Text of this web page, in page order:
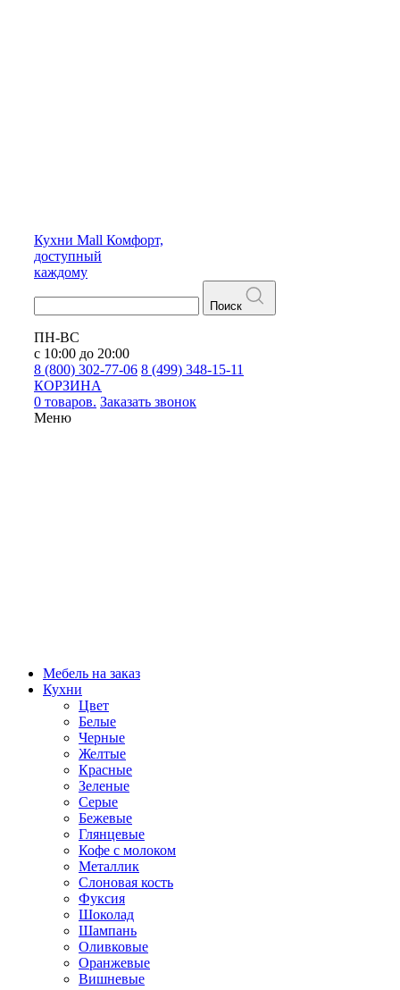
Кухни Mall Комфорт,
доступный
каждому
Поиск
ПН-ВС
с 10:00 до 20:00
8 (800) 302-77-06 8 (499) 348-15-11
КОРЗИНА
0 товаров. Заказать звонок
Меню
Мебель на заказ
Кухни
Цвет
Белые
Черные
Желтые
Красные
Зеленые
Серые
Бежевые
Глянцевые
Кофе с молоком
Металлик
Слоновая кость
Фуксия
Шоколад
Шампань
Оливковые
Оранжевые
Вишневые